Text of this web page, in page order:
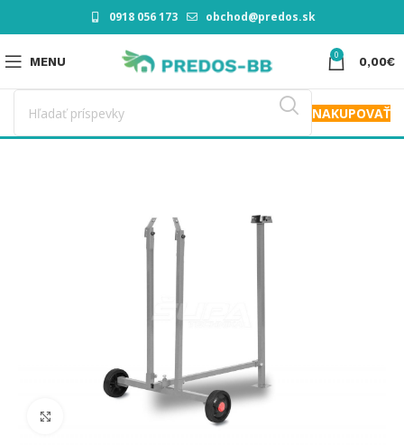
0918 056 173 obchod@predos.sk
MENU 0 0,00€
NAKUPOVAŤ
Click to enlarge